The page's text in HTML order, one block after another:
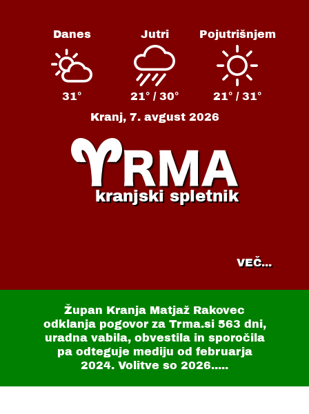
Danes
31°
Jutri
21° / 30°
Pojutrišnjem
21° / 31°
Kranj, 7. avgust 2026
kranjski spletnik
VEČ...
Župan Kranja Matjaž Rakovec
odklanja pogovor za Trma.si 563 dni,
uradna vabila, obvestila in sporočila
pa odteguje mediju od februarja
2024. Volitve so 2026.....